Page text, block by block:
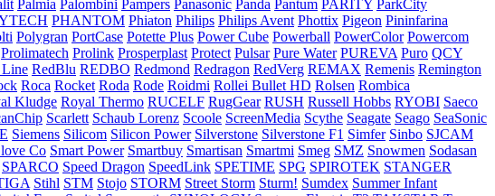
Palmia Palombini Pampers Panasonic Panda Pantum PARITY ParkCity
PHANTOM Phiaton Philips Philips Avent Phottix Pigeon Pininfarina
Polygran PortCase Potette Plus Power Cube Powerball PowerColor Powercom
Prolimatech Prolink Prosperplast Protect Pulsar Pure Water PUREVA Puro QCY
Line RedBlu REDBO Redmond Redragon RedVerg REMAX Remenis Remington
Roca Rocket Roda Rode Roidmi Rollei Bullet HD Rolsen Rombica
Kludge Royal Thermo RUCELF RugGear RUSH Russell Hobbs RYOBI Saeco
Scarlett Schaub Lorenz Scoole ScreenMedia Scythe Seagate Seago SeaSonic
Siemens Silicom Silicon Power Silverstone Silverstone F1 Simfer Sinbo SJCAM
Co Smart Power Smartbuy Smartisan Smartmi Smeg SMZ Snowmen Sodasan
SPARCO Speed Dragon SpeedLink SPETIME SPG SPIROTEK STANGER
Stihl STM Stojo STORM Street Storm Sturm! Sumdex Summer Infant